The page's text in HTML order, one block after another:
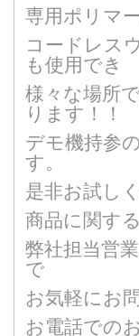
専用ポリマ
コードレス
も使用でき
様々な場所
ります！！
デモ機持参
す。
是非お試し
商品に関す
弊社担当営
で
お気軽にお
お電話での